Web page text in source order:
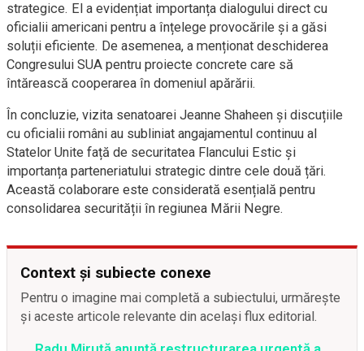
strategice. El a evidențiat importanța dialogului direct cu
oficialii americani pentru a înțelege provocările și a găsi
soluții eficiente. De asemenea, a menționat deschiderea
Congresului SUA pentru proiecte concrete care să
întărească cooperarea în domeniul apărării.
În concluzie, vizita senatoarei Jeanne Shaheen și discuțiile
cu oficialii români au subliniat angajamentul continuu al
Statelor Unite față de securitatea Flancului Estic și
importanța parteneriatului strategic dintre cele două țări.
Această colaborare este considerată esențială pentru
consolidarea securității în regiunea Mării Negre.
Context și subiecte conexe
Pentru o imagine mai completă a subiectului, urmărește
și aceste articole relevante din același flux editorial.